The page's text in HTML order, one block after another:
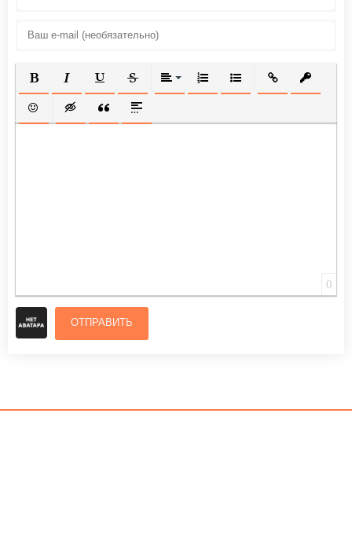
ПОЛУЖИРНЫЙ
КУРСИВПОДЧЕРКНУТЫЙ
ЗАЧЕРКНУТЫЙВЫРАВНИВАНИЕ
НУМЕРОВАННЫЙ СПИСОК
МАРКИРОВАННЫЙ
ВСТАВИТЬ
ВСТАВИТЬ СМАЙЛИК
ВСТАВКА СКРЫТОГО ТЕКСТА
ВСТАВКА ЦИТАТЫ
ВСТАВКА СПОЙЛЕРА
0
ОТПРАВИТЬ